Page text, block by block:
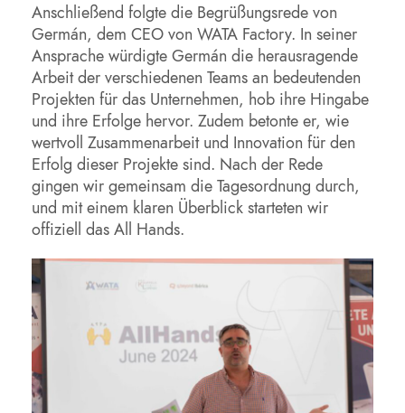
Anschließend folgte die Begrüßungsrede von
Germán, dem CEO von WATA Factory. In seiner
Ansprache würdigte Germán die herausragende
Arbeit der verschiedenen Teams an bedeutenden
Projekten für das Unternehmen, hob ihre Hingabe
und ihre Erfolge hervor. Zudem betonte er, wie
wertvoll Zusammenarbeit und Innovation für den
Erfolg dieser Projekte sind. Nach der Rede
gingen wir gemeinsam die Tagesordnung durch,
und mit einem klaren Überblick starteten wir
offiziell das All Hands.